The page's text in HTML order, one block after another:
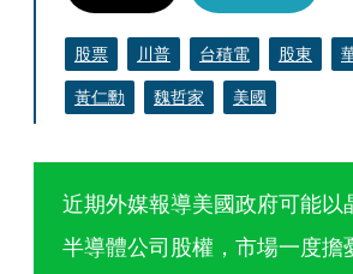
股票 川普 台積電 股東
黃仁勳
魏哲家 美國
近期外媒報導美國政府可能以
半導體公司股權，市場一度擔